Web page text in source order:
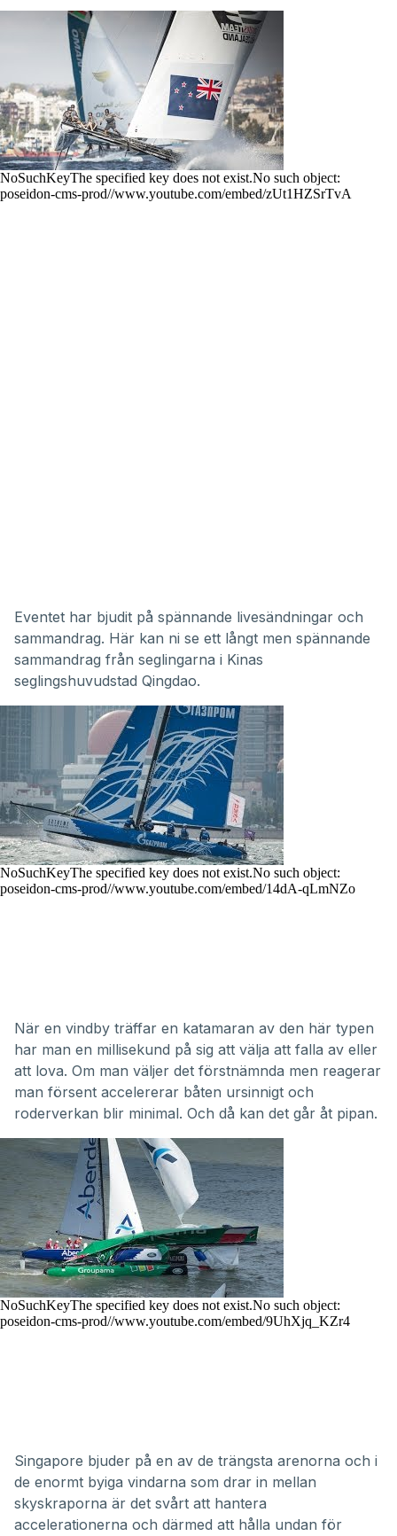
Eventet har bjudit på spännande livesändningar och
sammandrag. Här kan ni se ett långt men spännande
sammandrag från seglingarna i Kinas
seglingshuvudstad Qingdao.
När en vindby träffar en katamaran av den här typen
har man en millisekund på sig att välja att falla av eller
att lova. Om man väljer det förstnämnda men reagerar
man försent accelererar båten ursinnigt och
roderverkan blir minimal. Och då kan det går åt pipan.
Singapore bjuder på en av de trängsta arenorna och i
de enormt byiga vindarna som drar in mellan
skyskraporna är det svårt att hantera
accelerationerna och därmed att hålla undan för